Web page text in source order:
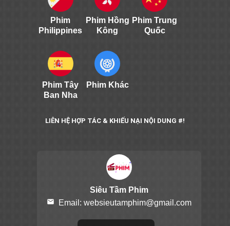
Phim
Philippines
Phim Hồng
Kông
Phim Trung
Quốc
Phim Tây
Ban Nha
Phim Khác
LIÊN HỆ HỢP TÁC & KHIẾU NẠI NỘI DUNG #!
Siêu Tầm Phim
email Email: websieutamphim@gmail.com